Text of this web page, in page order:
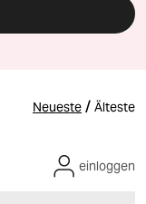
Neueste / Älteste
einloggen